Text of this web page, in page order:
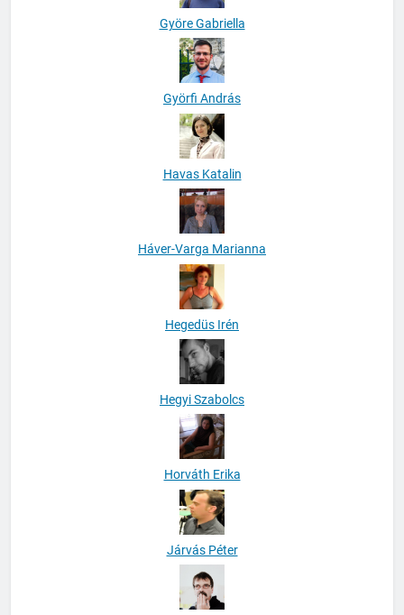
Györe Gabriella
Györfi András
Havas Katalin
Háver-Varga Marianna
Hegedüs Irén
Hegyi Szabolcs
Horváth Erika
Járvás Péter